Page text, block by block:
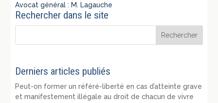
Avocat général : M. Lagauche
Rechercher dans le site
Derniers articles publiés
Peut-on former un référé-liberté en cas d’atteinte grave
et manifestement illégale au droit de chacun de vivre